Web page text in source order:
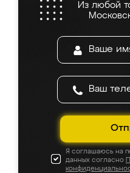
Из любой
Я соглашаюсь на
данных согласно